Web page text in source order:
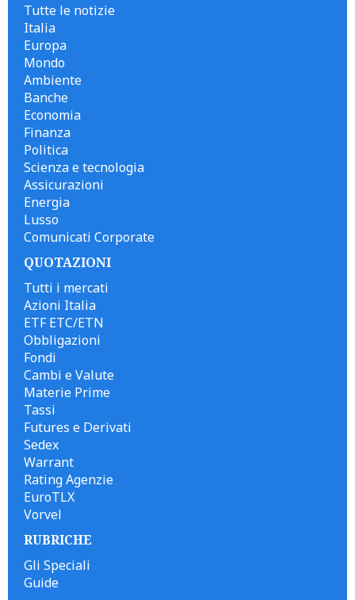
Tutte le notizie
Italia
Europa
Mondo
Ambiente
Banche
Economia
Finanza
Politica
Scienza e tecnologia
Assicurazioni
Energia
Lusso
Comunicati Corporate
QUOTAZIONI
Tutti i mercati
Azioni Italia
ETF ETC/ETN
Obbligazioni
Fondi
Cambi e Valute
Materie Prime
Tassi
Futures e Derivati
Sedex
Warrant
Rating Agenzie
EuroTLX
Vorvel
RUBRICHE
Gli Speciali
Guide